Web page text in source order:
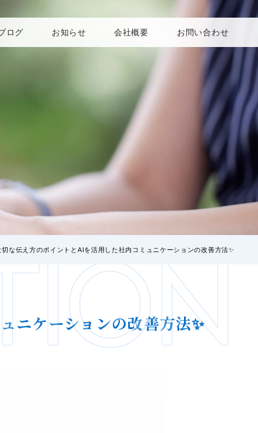
ログ お知らせ 会社概要 お問い合わせ
な伝え方のポイントとAIを活用した社内コミュニケーションの改善方法✨
ニケーションの改善方法✨